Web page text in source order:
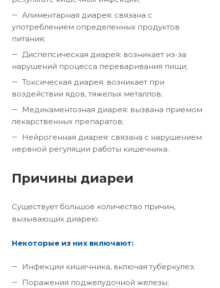
Алиментарная диарея: связана с
употреблением определенных продуктов
питания;
Диспепсическая диарея: возникает из-за
нарушений процесса переваривания пищи;
Токсическая диарея: возникает при
воздействии ядов, тяжелых металлов;
Медикаментозная диарея: вызвана приемом
лекарственных препаратов;
Нейрогенная диарея: связана с нарушением
нервной регуляции работы кишечника.
Причины диареи
Существует большое количество причин,
вызывающих диарею.
Некоторые из них включают:
Инфекции кишечника, включая туберкулез;
Поражения поджелудочной железы;